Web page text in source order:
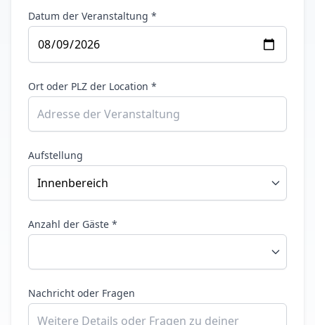
Datum der Veranstaltung *
Ort oder PLZ der Location *
Aufstellung
Anzahl der Gäste *
Nachricht oder Fragen